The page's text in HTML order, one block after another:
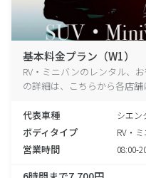
基本料金プラン（W1）
RV・ミニバンのレンタル、
の詳細は、こちらから各店舗
代表車種 シエン
ボディタイプ RV・
営業時間 08:00-